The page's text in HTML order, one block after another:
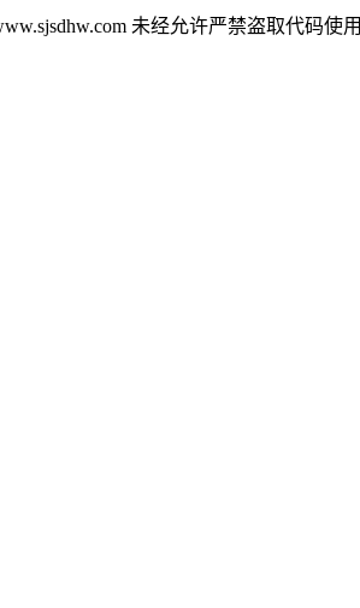
未经允许严禁盗取代码使用